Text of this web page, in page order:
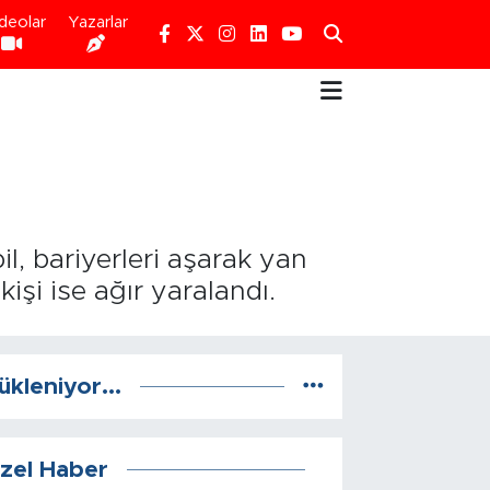
Yazarlar
bariyerleri aşarak yan
ise ağır yaralandı.
Haber